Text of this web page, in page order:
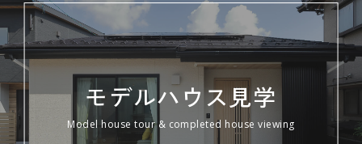
モデルハウス見学
Model house tour & completed house viewing